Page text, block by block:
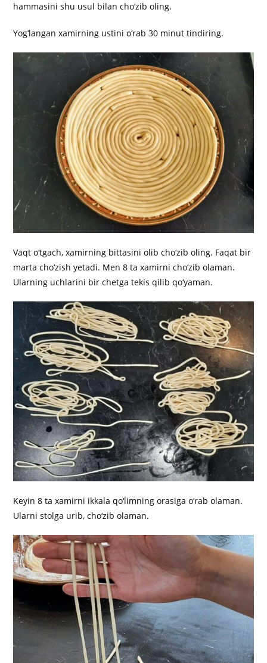
hammasini shu usul bilan cho‘zib oling.
Yog‘langan xamirning ustini o‘rab 30 minut tindiring.
Vaqt o‘tgach, xamirning bittasini olib cho‘zib oling. Faqat bir
marta cho‘zish yetadi. Men 8 ta xamirni cho‘zib olaman.
Ularning uchlarini bir chetga tekis qilib qo‘yaman.
Keyin 8 ta xamirni ikkala qo‘limning orasiga o‘rab olaman.
Ularni stolga urib, cho‘zib olaman.